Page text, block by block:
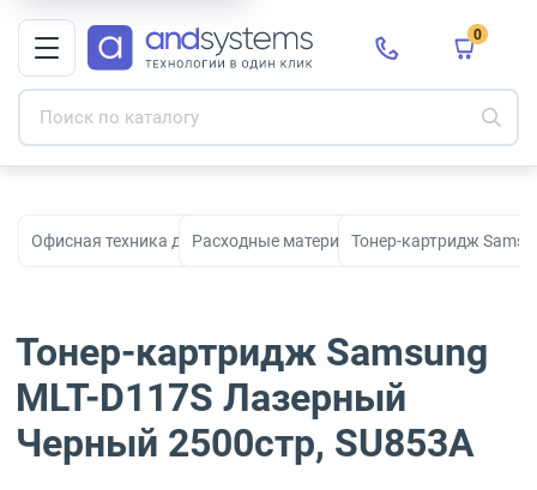
0
Офисная техника для печати, сканирования и
Расходные материалы для принтеров и
Тонер-картридж
Тонер-картридж Samsung
MLT-D117S Лазерный
Черный 2500стр, SU853A